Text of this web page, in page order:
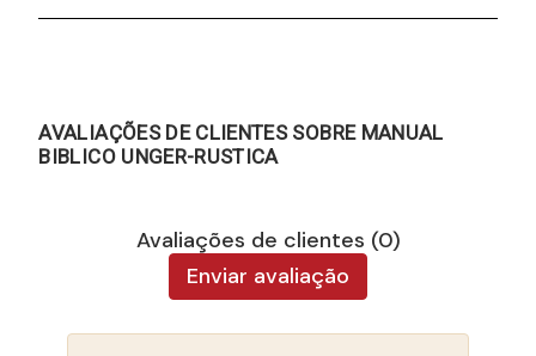
AVALIAÇÕES DE CLIENTES SOBRE MANUAL
BIBLICO UNGER-RUSTICA
Avaliações de clientes (0)
Enviar avaliação